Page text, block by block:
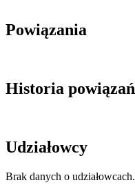
Powiązania
Historia powiązań
Udziałowcy
Brak danych o udziałowcach.